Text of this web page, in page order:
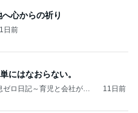
心からの祈り
1日前
にはなおらない。
ロ日記～育児と会社がブ
11日前